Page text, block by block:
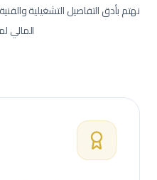
نهتم بأدق التفاصيل التشغيلية
المالي